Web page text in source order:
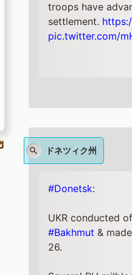
troops have
settlement.
pic.twitter.com/
ドネツィク州
#Donetsk:
UKR conducted
#Bakhmut &
26.